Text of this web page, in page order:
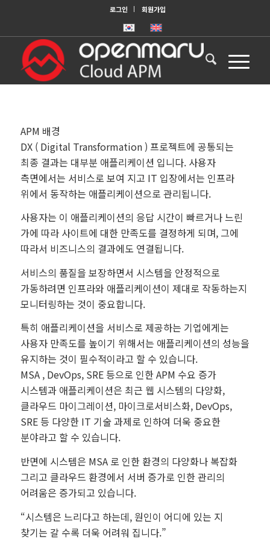
로그인 회원가입
APM 배경
DX ( Digital Transformation ) 프로젝트에 공통되는
최종 결과는 대부분 애플리케이션 입니다. 사용자
측면에서는 서비스로 보여 지고 IT 입장에서는 인프라
위에서 동작하는 애플리케이션으로 관리됩니다.
사용자는 이 애플리케이션의 응답 시간이 빠르거나 느린
가에 따라 사이트에 대한 만족도를 결정하게 되며, 그에
따라서 비즈니스의 결과에도 연결됩니다.
서비스의 품질을 보장하면서 시스템을 안정적으로
가동하려면 인프라와 애플리케이션이 제대로 작동하는지
모니터링하는 것이 중요합니다.
특히 애플리케이션을 서비스로 제공하는 기업에게는
사용자 만족도를 높이기 위해서는 애플리케이션의 성능을
유지하는 것이 필수적이라고 할 수 있습니다.
MSA , DevOps, SRE 등으로 인한 APM 수요 증가
시스템과 애플리케이션은 최근 웹 시스템의 다양화,
클라우드 마이그레이션, 마이크로서비스화, DevOps,
SRE 등 다양한 IT 기술 과제로 인하여 더욱 중요한
분야라고 할 수 있습니다.
반면에 시스템은 MSA 로 인한 환경의 다양화나 복잡화
그리고 클라우드 환경에서 서버 증가로 인한 관리의
어려움은 증가되고 있습니다.
“시스템은 느리다고 하는데, 원인이 어디에 있는 지
찾기는 갈 수록 더욱 어려워 집니다.”